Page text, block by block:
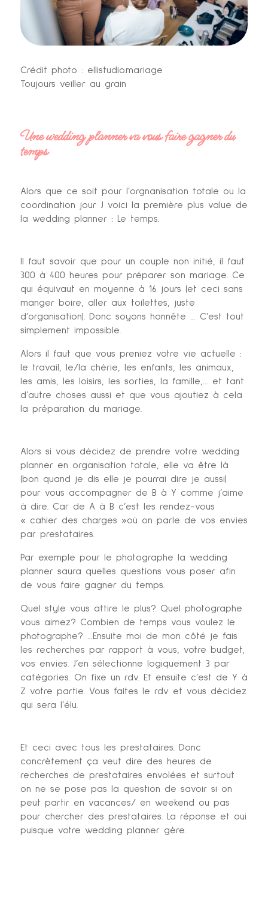
Crédit photo : ellistudio.mariage
Toujours veiller au grain
Une wedding planner va vous faire gagner du
temps
Alors que ce soit pour l’orgnanisation totale ou la
coordination jour J voici la première plus value de
la wedding planner : Le temps.
Il faut savoir que pour un couple non initié, il faut
300 à 400 heures pour préparer son mariage. Ce
qui équivaut en moyenne à 16 jours (et ceci sans
manger boire, aller aux toilettes, juste
d’organisation). Donc soyons honnête … C’est tout
simplement impossible.
Alors il faut que vous preniez votre vie actuelle :
le travail, le/la chérie, les enfants, les animaux,
les amis, les loisirs, les sorties, la famille,… et tant
d’autre choses aussi et que vous ajoutiez à cela
la préparation du mariage.
Alors si vous décidez de prendre votre wedding
planner en organisation totale, elle va être là
(bon quand je dis elle je pourrai dire je aussi)
pour vous accompagner de B à Y comme j’aime
à dire. Car de A à B c’est les rendez-vous
« cahier des charges »où on parle de vos envies
par prestataires.
Par exemple pour le photographe la wedding
planner saura quelles questions vous poser afin
de vous faire gagner du temps.
Quel style vous attire le plus? Quel photographe
vous aimez? Combien de temps vous voulez le
photographe? …Ensuite moi de mon côté je fais
les recherches par rapport à vous, votre budget,
vos envies. J’en sélectionne logiquement 3 par
catégories. On fixe un rdv. Et ensuite c’est de Y à
Z votre partie. Vous faites le rdv et vous décidez
qui sera l’élu.
Et ceci avec tous les prestataires. Donc
concrètement ça veut dire des heures de
recherches de prestataires envolées et surtout
on ne se pose pas la question de savoir si on
peut partir en vacances/ en weekend ou pas
pour chercher des prestataires. La réponse et oui
puisque votre wedding planner gère.